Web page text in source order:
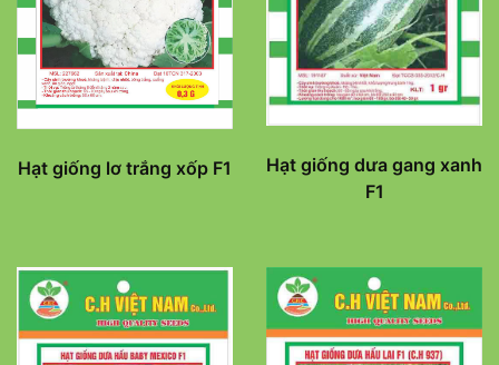
Hạt giống lơ trắng xốp F1
Hạt giống dưa gang xanh
F1